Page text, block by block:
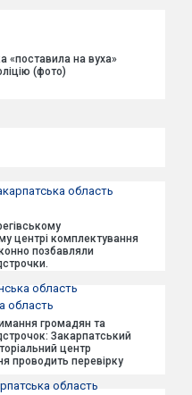
«поставила на вуха»
(фото)
область
центрі комплектування
позбавляли
область
область
громадян та
Закарпатський
центр
проводить перевірку
область